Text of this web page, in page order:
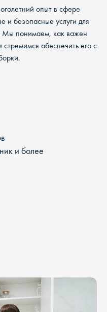
опыт в сфере
и безопасные услуги для
Мы понимаем, как важен
обеспечить его с
и более